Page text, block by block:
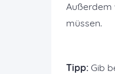
Außerdem
müssen.
Tipp: Gib